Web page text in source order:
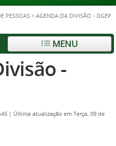
PESSOAS > AGENDA DA DIVISÃO - DGEP
MENU
-
| Última atualização em Terça, 09 de